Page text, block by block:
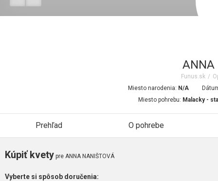
ANNA
Funus.sk /
Miesto narodenia: N/A
Miesto pohrebu: Malacky -
Prehľad O pohrebe
Kúpiť kvety pre ANNA NANIŠTOVÁ
Vyberte si spôsob doručenia: